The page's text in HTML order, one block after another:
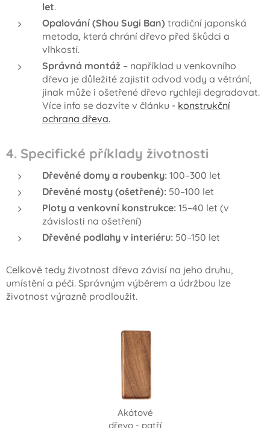
let.
Opalování (Shou Sugi Ban) tradiční japonská
metoda, která chrání dřevo před škůdci a
vlhkostí.
Správná montáž – například u venkovního
dřeva je důležité zajistit odvod vody a větrání,
jinak může i ošetřené dřevo rychleji degradovat.
Více info se dozvíte v článku - konstrukční
ochrana dřeva.
4. Specifické příklady životnosti
Dřevěné domy a roubenky: 100–300 let
Dřevěné mosty (ošetřené): 50–100 let
Ploty a venkovní konstrukce: 15–40 let (v
závislosti na ošetření)
Dřevěné podlahy v interiéru: 50–150 let
Celkově tedy životnost dřeva závisí na jeho druhu,
umístění a péči. Správným výběrem a údržbou lze
životnost výrazně prodloužit.
Akátové
dřevo - patří